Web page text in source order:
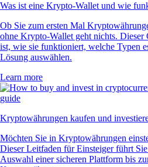
Was ist eine Krypto-Wallet und wie
Ob Sie zum ersten Mal
ohne Krypto-Wallet geht nichts. Dieser
ist, wie sie funktioniert, welche Typen
Lösung auswählen.
Learn more
Kryptowährungen kaufen und
Möchten Sie in Kryptowährungen
Dieser Leitfaden für Einsteiger führt
Auswahl einer sicheren Plattform bis